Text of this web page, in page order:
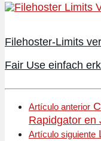
Filehoster-Limits
Fair Use einfach
Artículo anterior
Rapidgator en
Artículo siguiente